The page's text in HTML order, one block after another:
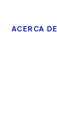
ACERCA DE